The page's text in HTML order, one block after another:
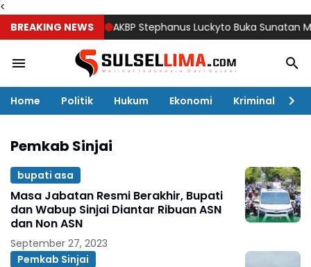
<
BREAKING NEWSAKBP Stephanus Luckyto Buka Sunatan
Home Politik Hukum Ekonomi Kriminal
Pemkab Sinjai
bupati asa
Masa Jabatan Resmi Berakhir, Bupati
dan Wabup Sinjai Diantar Ribuan ASN
dan Non ASN
September 27, 2023
Pemkab Sinjai